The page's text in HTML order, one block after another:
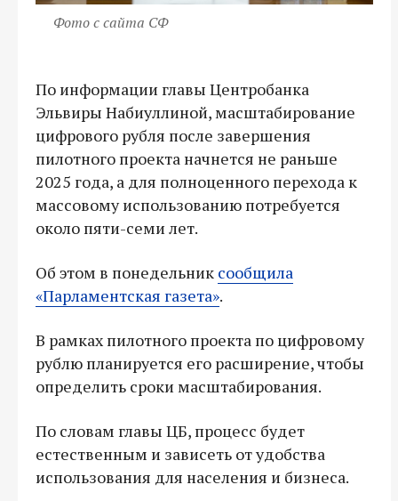
Фото с сайта СФ
По информации главы Центробанка
Эльвиры Набиуллиной, масштабирование
цифрового рубля после завершения
пилотного проекта начнется не раньше
2025 года, а для полноценного перехода к
массовому использованию потребуется
около пяти-семи лет.
Об этом в понедельник сообщила
«Парламентская газета».
В рамках пилотного проекта по цифровому
рублю планируется его расширение, чтобы
определить сроки масштабирования.
По словам главы ЦБ, процесс будет
естественным и зависеть от удобства
использования для населения и бизнеса.